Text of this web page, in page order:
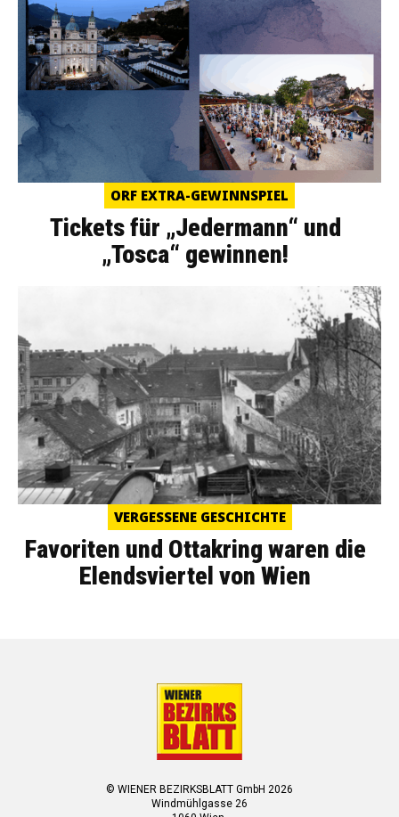
ORF EXTRA-GEWINNSPIEL
Tickets für „Jedermann“ und
„Tosca“ gewinnen!
VERGESSENE GESCHICHTE
Favoriten und Ottakring waren die
Elendsviertel von Wien
© WIENER BEZIRKSBLATT GmbH 2026
Windmühlgasse 26